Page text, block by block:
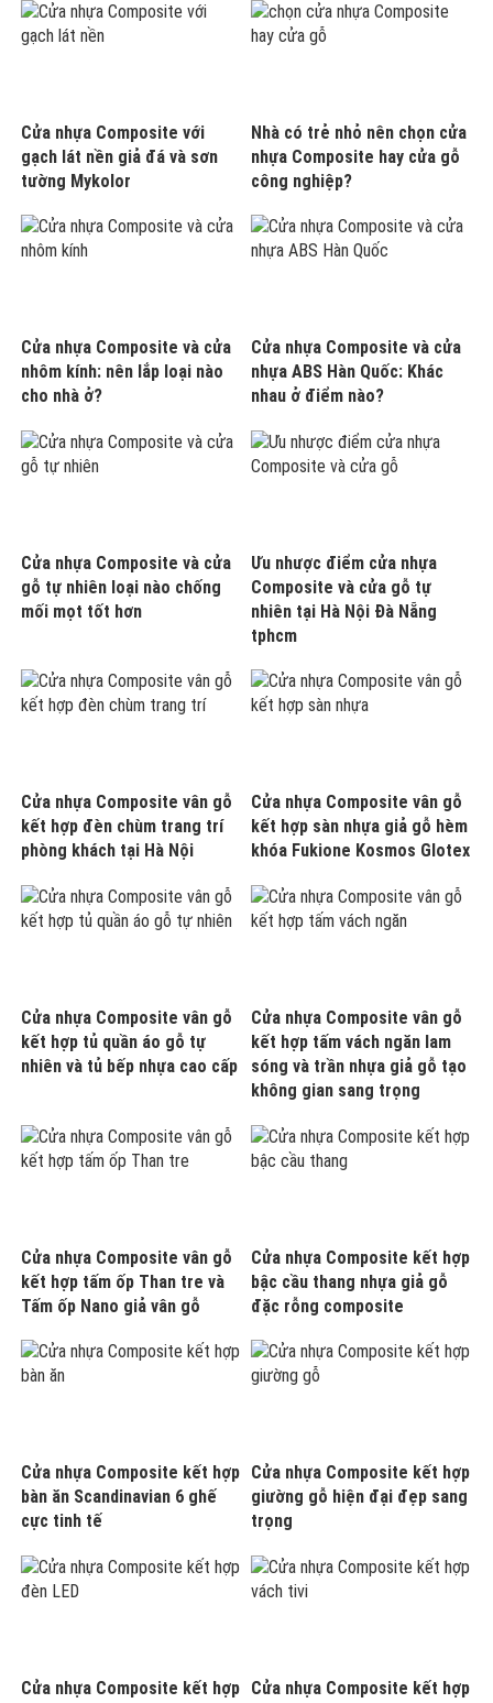
Cửa nhựa Composite với
gạch lát nền giả đá và sơn
tường Mykolor
Nhà có trẻ nhỏ nên chọn cửa
nhựa Composite hay cửa gỗ
công nghiệp?
Cửa nhựa Composite và cửa
nhôm kính: nên lắp loại nào
cho nhà ở?
Cửa nhựa Composite và cửa
nhựa ABS Hàn Quốc: Khác
nhau ở điểm nào?
Cửa nhựa Composite và cửa
gỗ tự nhiên loại nào chống
mối mọt tốt hơn
Ưu nhược điểm cửa nhựa
Composite và cửa gỗ tự
nhiên tại Hà Nội Đà Nẵng
tphcm
Cửa nhựa Composite vân gỗ
kết hợp đèn chùm trang trí
phòng khách tại Hà Nội
Cửa nhựa Composite vân gỗ
kết hợp sàn nhựa giả gỗ hèm
khóa Fukione Kosmos Glotex
Cửa nhựa Composite vân gỗ
kết hợp tủ quần áo gỗ tự
nhiên và tủ bếp nhựa cao cấp
Cửa nhựa Composite vân gỗ
kết hợp tấm vách ngăn lam
sóng và trần nhựa giả gỗ tạo
không gian sang trọng
Cửa nhựa Composite vân gỗ
kết hợp tấm ốp Than tre và
Tấm ốp Nano giả vân gỗ
Cửa nhựa Composite kết hợp
bậc cầu thang nhựa giả gỗ
đặc rỗng composite
Cửa nhựa Composite kết hợp
bàn ăn Scandinavian 6 ghế
cực tinh tế
Cửa nhựa Composite kết hợp
giường gỗ hiện đại đẹp sang
trọng
Cửa nhựa Composite kết hợp Cửa nhựa Composite kết hợp